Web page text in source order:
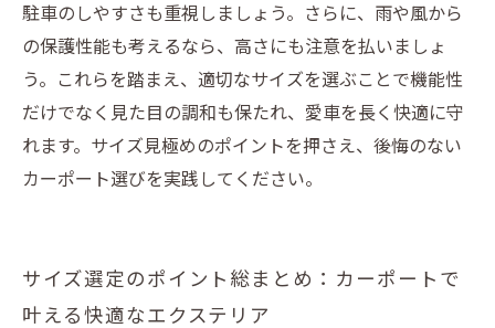
駐車のしやすさも重視しましょう。さらに、雨や風から
の保護性能も考えるなら、高さにも注意を払いましょ
う。これらを踏まえ、適切なサイズを選ぶことで機能性
だけでなく見た目の調和も保たれ、愛車を長く快適に守
れます。サイズ見極めのポイントを押さえ、後悔のない
カーポート選びを実践してください。
サイズ選定のポイント総まとめ：カーポートで
叶える快適なエクステリア